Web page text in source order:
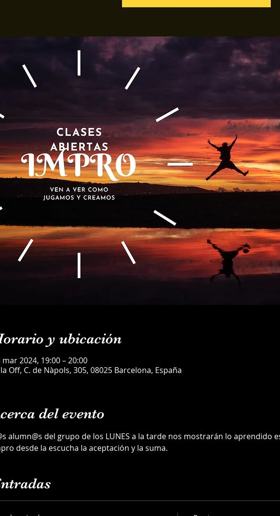
y ubicación
mar 2024, 19:00 – 20:00
Off, C. de Nàpols, 305, 08025 Barcelona, España
del evento
alumn@s del grupo de los LUNES a la tarde nos mostrarán lo aprendido
desde la escucha la aceptación y la suma.